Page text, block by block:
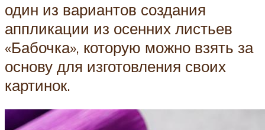
один из вариантов создания
аппликации из осенних листьев
«Бабочка», которую можно взять за
основу для изготовления своих
картинок.